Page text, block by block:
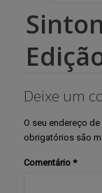
Deixe um
O seu endereço
obrigatórios são
Comentário *